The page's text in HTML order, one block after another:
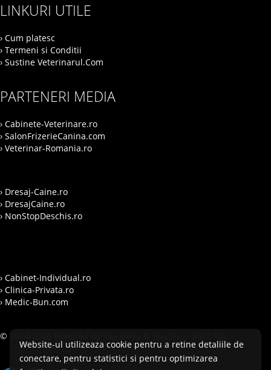
LINKURI UTILE
› Cum platesc
› Termeni si Conditii
› Sustine Veterinarul.Com
PARTENERI MEDIA
› Cabinete-Veterinare.ro
› SalonFrizerieCanina.com
› Veterinar-Romania.ro
› Dresaj-Caine.ro
› DresajCaine.ro
› NonStopDeschis.ro
› Cabinet-Individual.ro
› Clinica-Privata.ro
› Medic-Bun.com
© 2014-2026 Powered by
Website-ul utilizeaza cookie pentru a retine detaliile de
conectare, pentru statistici si pentru optimizarea